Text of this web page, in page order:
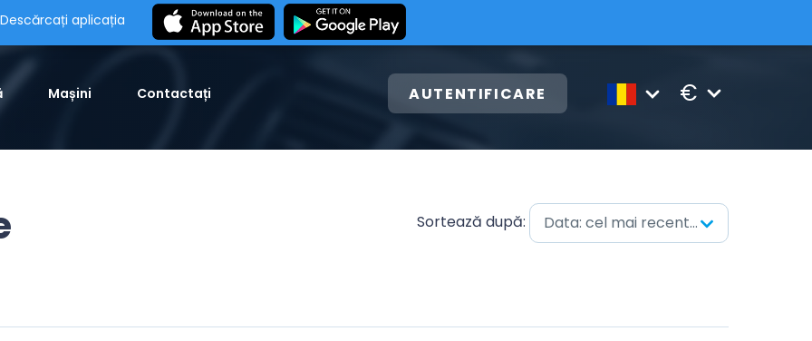
Descărcați aplicația
Mașini Contactați AUTENTIFICARE €
Sortează după: Data: cel mai recent mai întâi